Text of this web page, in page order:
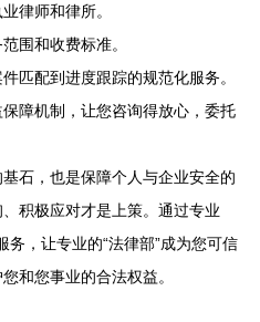
律师和律所。
围和收费标准。
匹配到进度跟踪的规范化服务。
障机制，让您咨询得放心，委托
石，也是保障个人与企业安全的
积极应对才是上策。通过专业
务，让专业的“法律部”成为您可信
和您事业的合法权益。